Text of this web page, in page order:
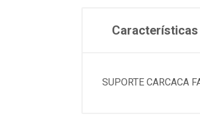
Características
SUPORTE CARCACA